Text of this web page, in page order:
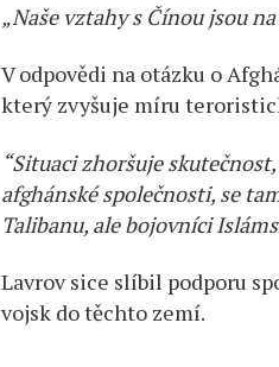
„Naše vztahy s Čínou jsou
V odpovědi na otázku o
který zvyšuje míru
“Situaci zhoršuje
afghánské společnosti, se
Talibanu, ale bojovníci
Lavrov sice slíbil podporu
vojsk do těchto zemí.